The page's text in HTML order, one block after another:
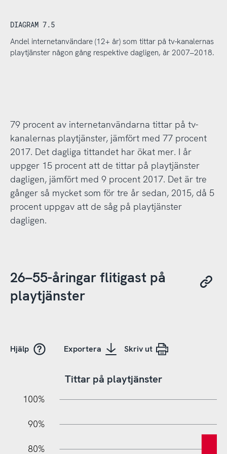
DIAGRAM 7.5
Andel internetanvändare (12+ år) som tittar på tv-kanalernas
playtjänster någon gång respektive dagligen, år 2007–2018.
79 procent av internetanvändarna tittar på tv-
kanalernas playtjänster, jämfört med 77 procent
2017. Det dagliga tittandet har ökat mer. I år
uppger 15 procent att de tittar på playtjänster
dagligen, jämfört med 9 procent 2017. Det är tre
gånger så mycket som för tre år sedan, 2015, då 5
procent uppgav att de såg på playtjänster
dagligen.
26–55-åringar flitigast på
playtjänster
Hjälp Exportera Skriv ut
Tittar på playtjänster
100%
90%
80%